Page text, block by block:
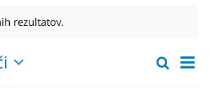
rezultatov.
Dogodki
Iskanje